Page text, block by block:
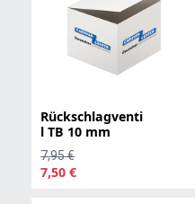
Rückschlagventi
l TB 10 mm
7,95 €
7,50 €